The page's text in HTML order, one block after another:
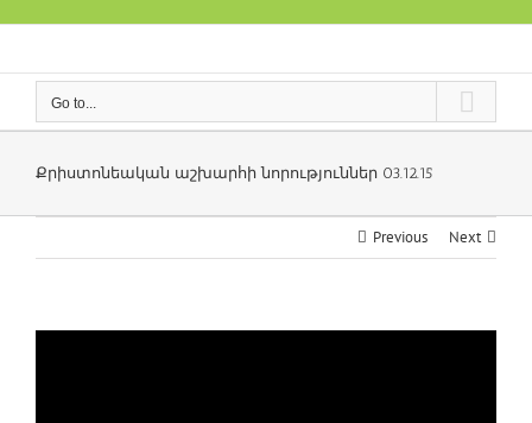
Go to...
Քրիստոնեական աշխարհի նորություններ 03.12.15
Previous Next